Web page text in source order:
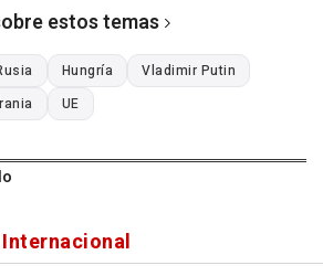
estos temas
Hungría
Vladimir Putin
UE